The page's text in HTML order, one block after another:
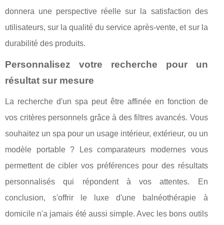
donnera une perspective réelle sur la satisfaction des
utilisateurs, sur la qualité du service après-vente, et sur la
durabilité des produits.
Personnalisez votre recherche pour un
résultat sur mesure
La recherche d'un spa peut être affinée en fonction de
vos critères personnels grâce à des filtres avancés. Vous
souhaitez un spa pour un usage intérieur, extérieur, ou un
modèle portable ? Les comparateurs modernes vous
permettent de cibler vos préférences pour des résultats
personnalisés qui répondent à vos attentes. En
conclusion, s'offrir le luxe d'une balnéothérapie à
domicile n'a jamais été aussi simple. Avec les bons outils